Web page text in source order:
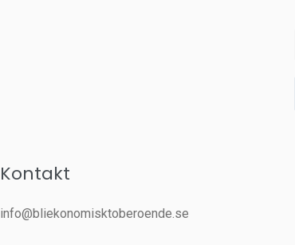
Kontakt
info@bliekonomisktoberoende.se